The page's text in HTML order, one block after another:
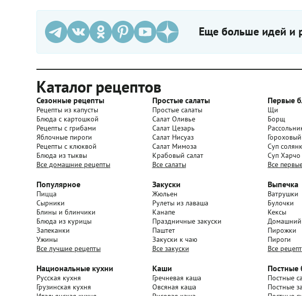
Еще больше идей и
Каталог рецептов
Сезонные рецепты
Рецепты из капусты
Блюда с картошкой
Рецепты с грибами
Яблочные пироги
Рецепты с клюквой
Блюда из тыквы
Все домашние рецепты
Простые салаты
Простые салаты
Салат Оливье
Салат Цезарь
Салат Нисуаз
Салат Мимоза
Крабовый салат
Все салаты
Первые
Щи
Борщ
Суп
Суп Харчо
Все
Популярное
Пицца
Сырники
Блины и блинчики
Блюда из курицы
Запеканки
Ужины
Все лучшие рецепты
Закуски
Жюльен
Рулеты из лаваша
Канапе
Праздничные закуски
Паштет
Закуски к чаю
Все закуски
Выпечка
Ватрушки
Булочки
Кексы
Домашний
Пирожки
Пироги
Все
Национальные кухни
Русская кухня
Грузинская кухня
Каши
Гречневая каша
Овсяная каша
Постные
Постные
Постные